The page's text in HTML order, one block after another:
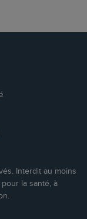
Interdit au moins
la santé, à